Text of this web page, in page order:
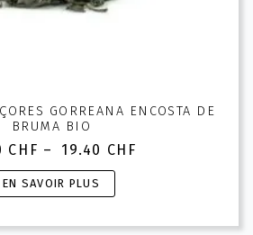
GORREANA ENCOSTA DE
BRUMA BIO
CHF – 19.40 CHF
Plage
de
prix :
à
EN SAVOIR PLUS